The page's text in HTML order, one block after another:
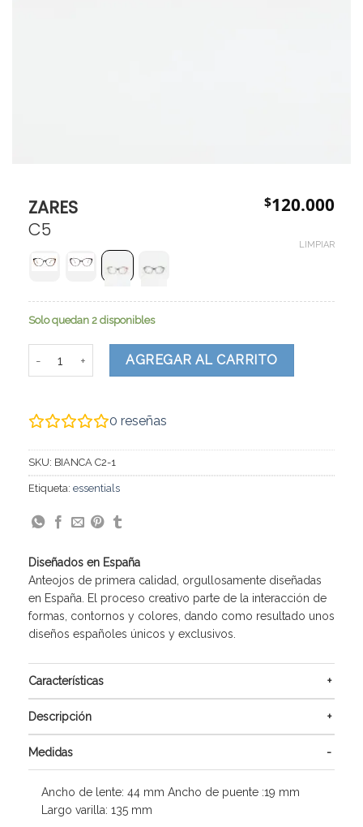
ZARES
C5
$120.000
LIMPIAR
Solo quedan 2 disponibles
AGREGAR AL CARRITO
0 reseñas
SKU: BIANCA C2-1
Etiqueta: essentials
Diseñados en España
Anteojos de primera calidad, orgullosamente diseñadas
en España. El proceso creativo parte de la interacción de
formas, contornos y colores, dando como resultado unos
diseños españoles únicos y exclusivos.
Características
Descripción
Medidas
Ancho de lente: 44 mm Ancho de puente :19 mm
Largo varilla: 135 mm